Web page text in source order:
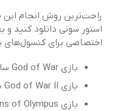
راحت‌ترین روش انجام این
اختصاصی برای کنسول‌های پلی
بازی God of War سال ۲۰۰۵
بازی God of War II سال ۲۰۰۷
بازی God of War: Chains of Olympus سال ۲۰۰۸